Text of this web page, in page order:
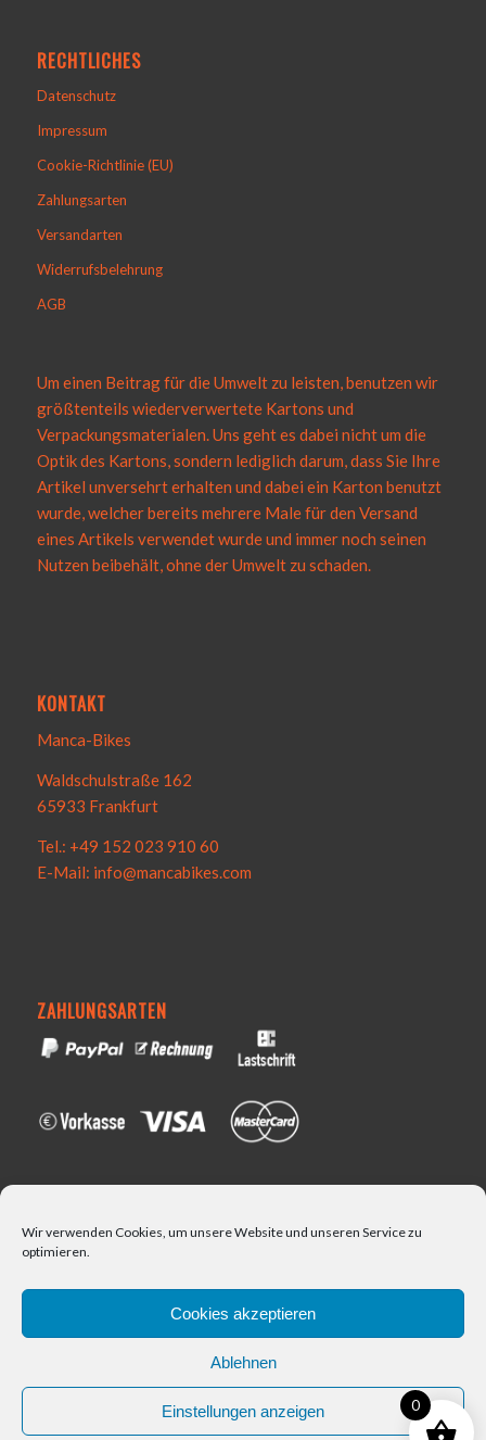
Wir verwenden Cookies, um unsere Website und unseren Service zu
optimieren.
Cookies akzeptieren
Ablehnen
Einstellungen anzeigen
RECHTLICHES
Datenschutz
Impressum
Cookie-Richtlinie (EU)
Zahlungsarten
Versandarten
Widerrufsbelehrung
AGB
Um einen Beitrag für die Umwelt zu leisten, benutzen wir
größtenteils wiederverwertete Kartons und
Verpackungsmaterialen. Uns geht es dabei nicht um die
Optik des Kartons, sondern lediglich darum, dass Sie Ihre
Artikel unversehrt erhalten und dabei ein Karton benutzt
wurde, welcher bereits mehrere Male für den Versand
eines Artikels verwendet wurde und immer noch seinen
Nutzen beibehält, ohne der Umwelt zu schaden.
KONTAKT
Manca-Bikes
Waldschulstraße 162
65933 Frankfurt
Tel.: +49 152 023 910 60
E-Mail: info@mancabikes.com
ZAHLUNGSARTEN
© Copyright - Manca-Bikes -Webdesign & SEO von Riescher
0
Kontakt